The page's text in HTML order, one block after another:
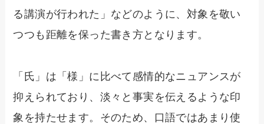
る講演が行われた」などのように、対象を敬い
つつも距離を保った書き方となります。
「氏」は「様」に比べて感情的なニュアンスが
抑えられており、淡々と事実を伝えるような印
象を持たせます。そのため、口語ではあまり使